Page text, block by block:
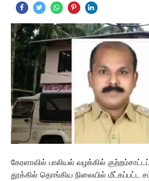
கேரளாவில் பாலியல் வழக்கில்
தூக்கில் தொங்கிய நிலையில் மீட்கப்பட்ட